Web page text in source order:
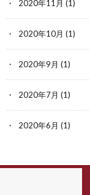
2020年11月 (1)
2020年10月 (1)
2020年9月 (1)
2020年7月 (1)
2020年6月 (1)